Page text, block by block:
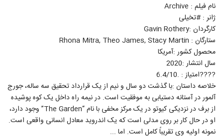
نام فیلم : Archive
ژانر : #تخیلی
کارگردان :Gavin Rothery
ستارگان : Rhona Mitra, Theo James, Stacy Martin
محصول کشور :آمریکا
سال انتشار :2020
????امتیاز : .6.4/10
خلاصه داستان :با گذشت دو سال و نیم از یک قرارداد تحقیق سه ساله، جورج
آلمور در آستانه دستیابی به موفقیت است. در نیمه راه داخل یک کوه پوشیده
از برف در نزدیکی کیوتو در یک مرکز مخفی با نام “The Garden” وجود دارد،
او در حال کار بر روی مدلی است که یک اندروید معادل انسانی واقعی است.
نمونه اولیه وی تقریباً کامل است. اما ...